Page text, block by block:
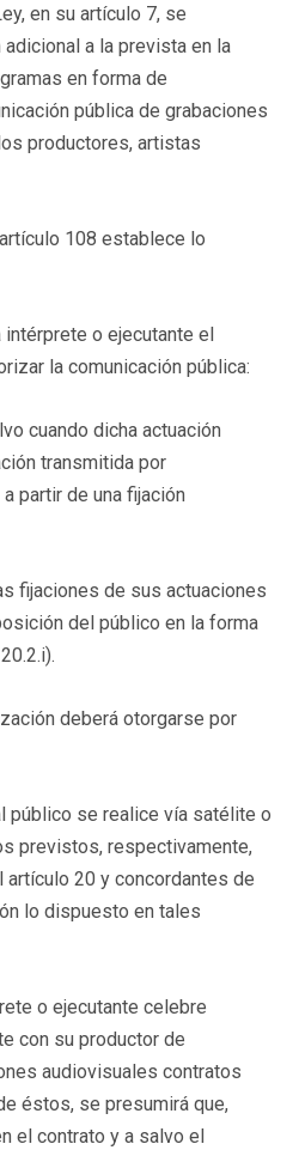
en su artículo 7, se
a la prevista en la
en forma de
pública de grabaciones
productores, artistas
108 establece lo
o ejecutante el
la comunicación pública:
cuando dicha actuación
transmitida por
partir de una fijación
fijaciones de sus actuaciones
del público en la forma
deberá otorgarse por
público se realice vía satélite o
previstos, respectivamente,
20 y concordantes de
lo dispuesto en tales
o ejecutante celebre
con su productor de
audiovisuales contratos
éstos, se presumirá que,
el contrato y a salvo el